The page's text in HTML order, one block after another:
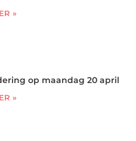
»
op maandag 20 april
»